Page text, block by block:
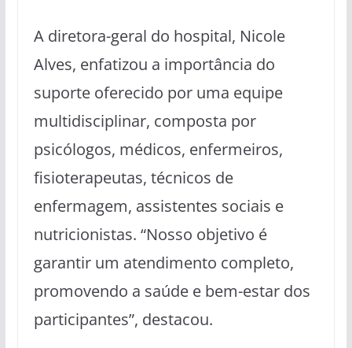
A diretora-geral do hospital, Nicole
Alves, enfatizou a importância do
suporte oferecido por uma equipe
multidisciplinar, composta por
psicólogos, médicos, enfermeiros,
fisioterapeutas, técnicos de
enfermagem, assistentes sociais e
nutricionistas. “Nosso objetivo é
garantir um atendimento completo,
promovendo a saúde e bem-estar dos
participantes”, destacou.